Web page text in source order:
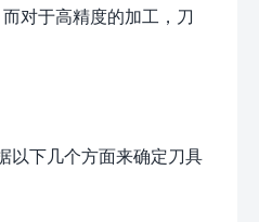
对于高精度的加工，刀
以下几个方面来确定刀具